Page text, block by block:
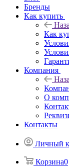
Бренды
Как купить
Как
Компания
О
Контакты
Личный
Корзина0